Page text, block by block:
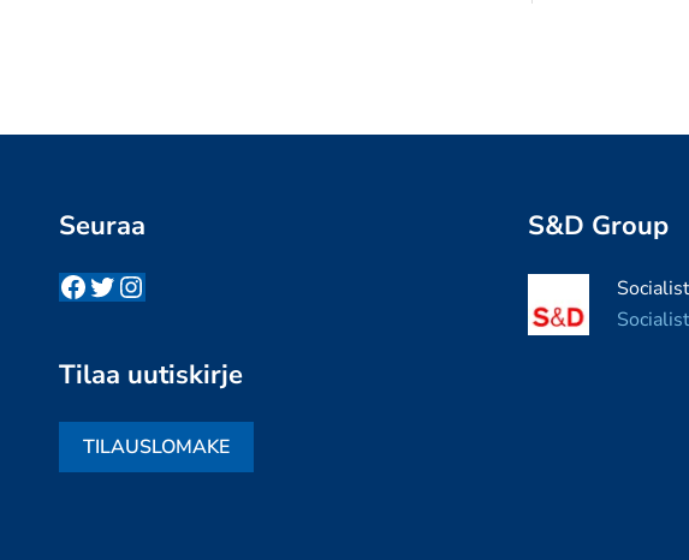
Seuraa
Facebook
Twitter
Instagram
Tilaa uutiskirje
TILAUSLOMAKE
S&D Group